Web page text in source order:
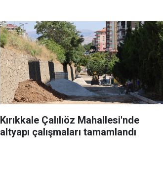
Kırıkkale Çalılıöz Mahallesi'nde
altyapı çalışmaları tamamlandı